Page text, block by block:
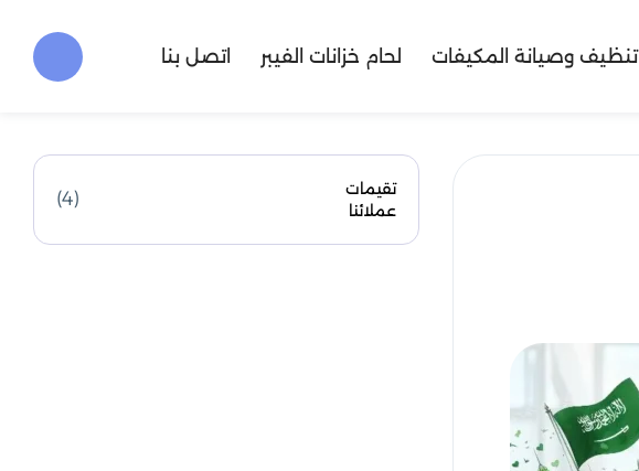
تنظيف وصيانة المكيفات لحام خزانات الفيبر اتصل بنا
تقيمات
عملائنا
(4)